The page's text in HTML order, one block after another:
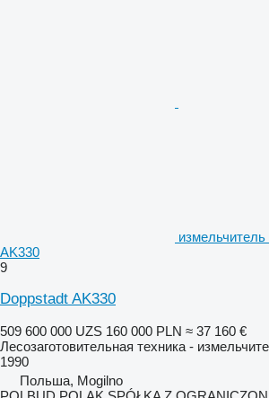
AK330
9
Doppstadt AK330
509 600 000 UZS 160 000 PLN ≈ 37 160 €
Лесозаготовительная техника -
1990
Польша, Mogilno